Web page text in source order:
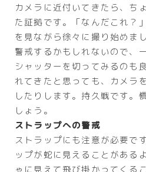
カメラに近付いてきたら、ち
た証拠です。「なんだこれ？
を見ながら徐々に撮り始めま
警戒するかもしれないので、
シャッターを切ってみるのも
れてきたと思っても、カメラ
したりします。持久戦です。
しょう。
ストラップへの警戒
ストラップにも注意が必要で
ップが蛇に見えることがある
ゃに見えて飛び掛かってくる